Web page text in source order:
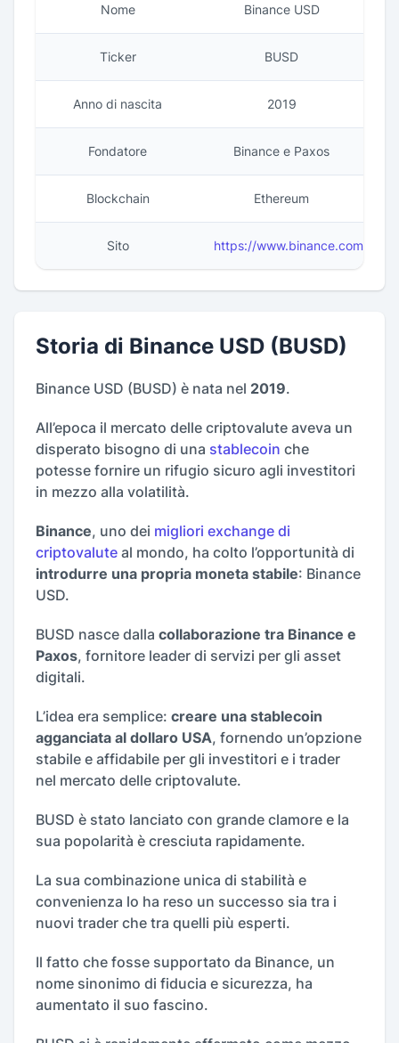
Nome Binance USD
Ticker BUSD
Anno di nascita 2019
Fondatore Binance e Paxos
Blockchain Ethereum
Sito https://www.binance.com/it/
Storia di Binance USD (BUSD)
Binance USD (BUSD) è nata nel 2019.
All’epoca il mercato delle criptovalute aveva un
disperato bisogno di una stablecoin che
potesse fornire un rifugio sicuro agli investitori
in mezzo alla volatilità.
Binance, uno dei migliori exchange di
criptovalute al mondo, ha colto l’opportunità di
introdurre una propria moneta stabile: Binance
USD.
BUSD nasce dalla collaborazione tra Binance e
Paxos, fornitore leader di servizi per gli asset
digitali.
L’idea era semplice: creare una stablecoin
agganciata al dollaro USA, fornendo un’opzione
stabile e affidabile per gli investitori e i trader
nel mercato delle criptovalute.
BUSD è stato lanciato con grande clamore e la
sua popolarità è cresciuta rapidamente.
La sua combinazione unica di stabilità e
convenienza lo ha reso un successo sia tra i
nuovi trader che tra quelli più esperti.
Il fatto che fosse supportato da Binance, un
nome sinonimo di fiducia e sicurezza, ha
aumentato il suo fascino.